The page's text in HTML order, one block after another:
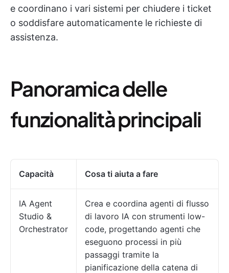
e coordinano i vari sistemi per chiudere i ticket
o soddisfare automaticamente le richieste di
assistenza.
Panoramica delle
funzionalità principali
Capacità Cosa ti aiuta a fare
IA Agent
Studio &
Orchestrator
Crea e coordina agenti di flusso
di lavoro IA con strumenti low-
code, progettando agenti che
eseguono processi in più
passaggi tramite la
pianificazione della catena di